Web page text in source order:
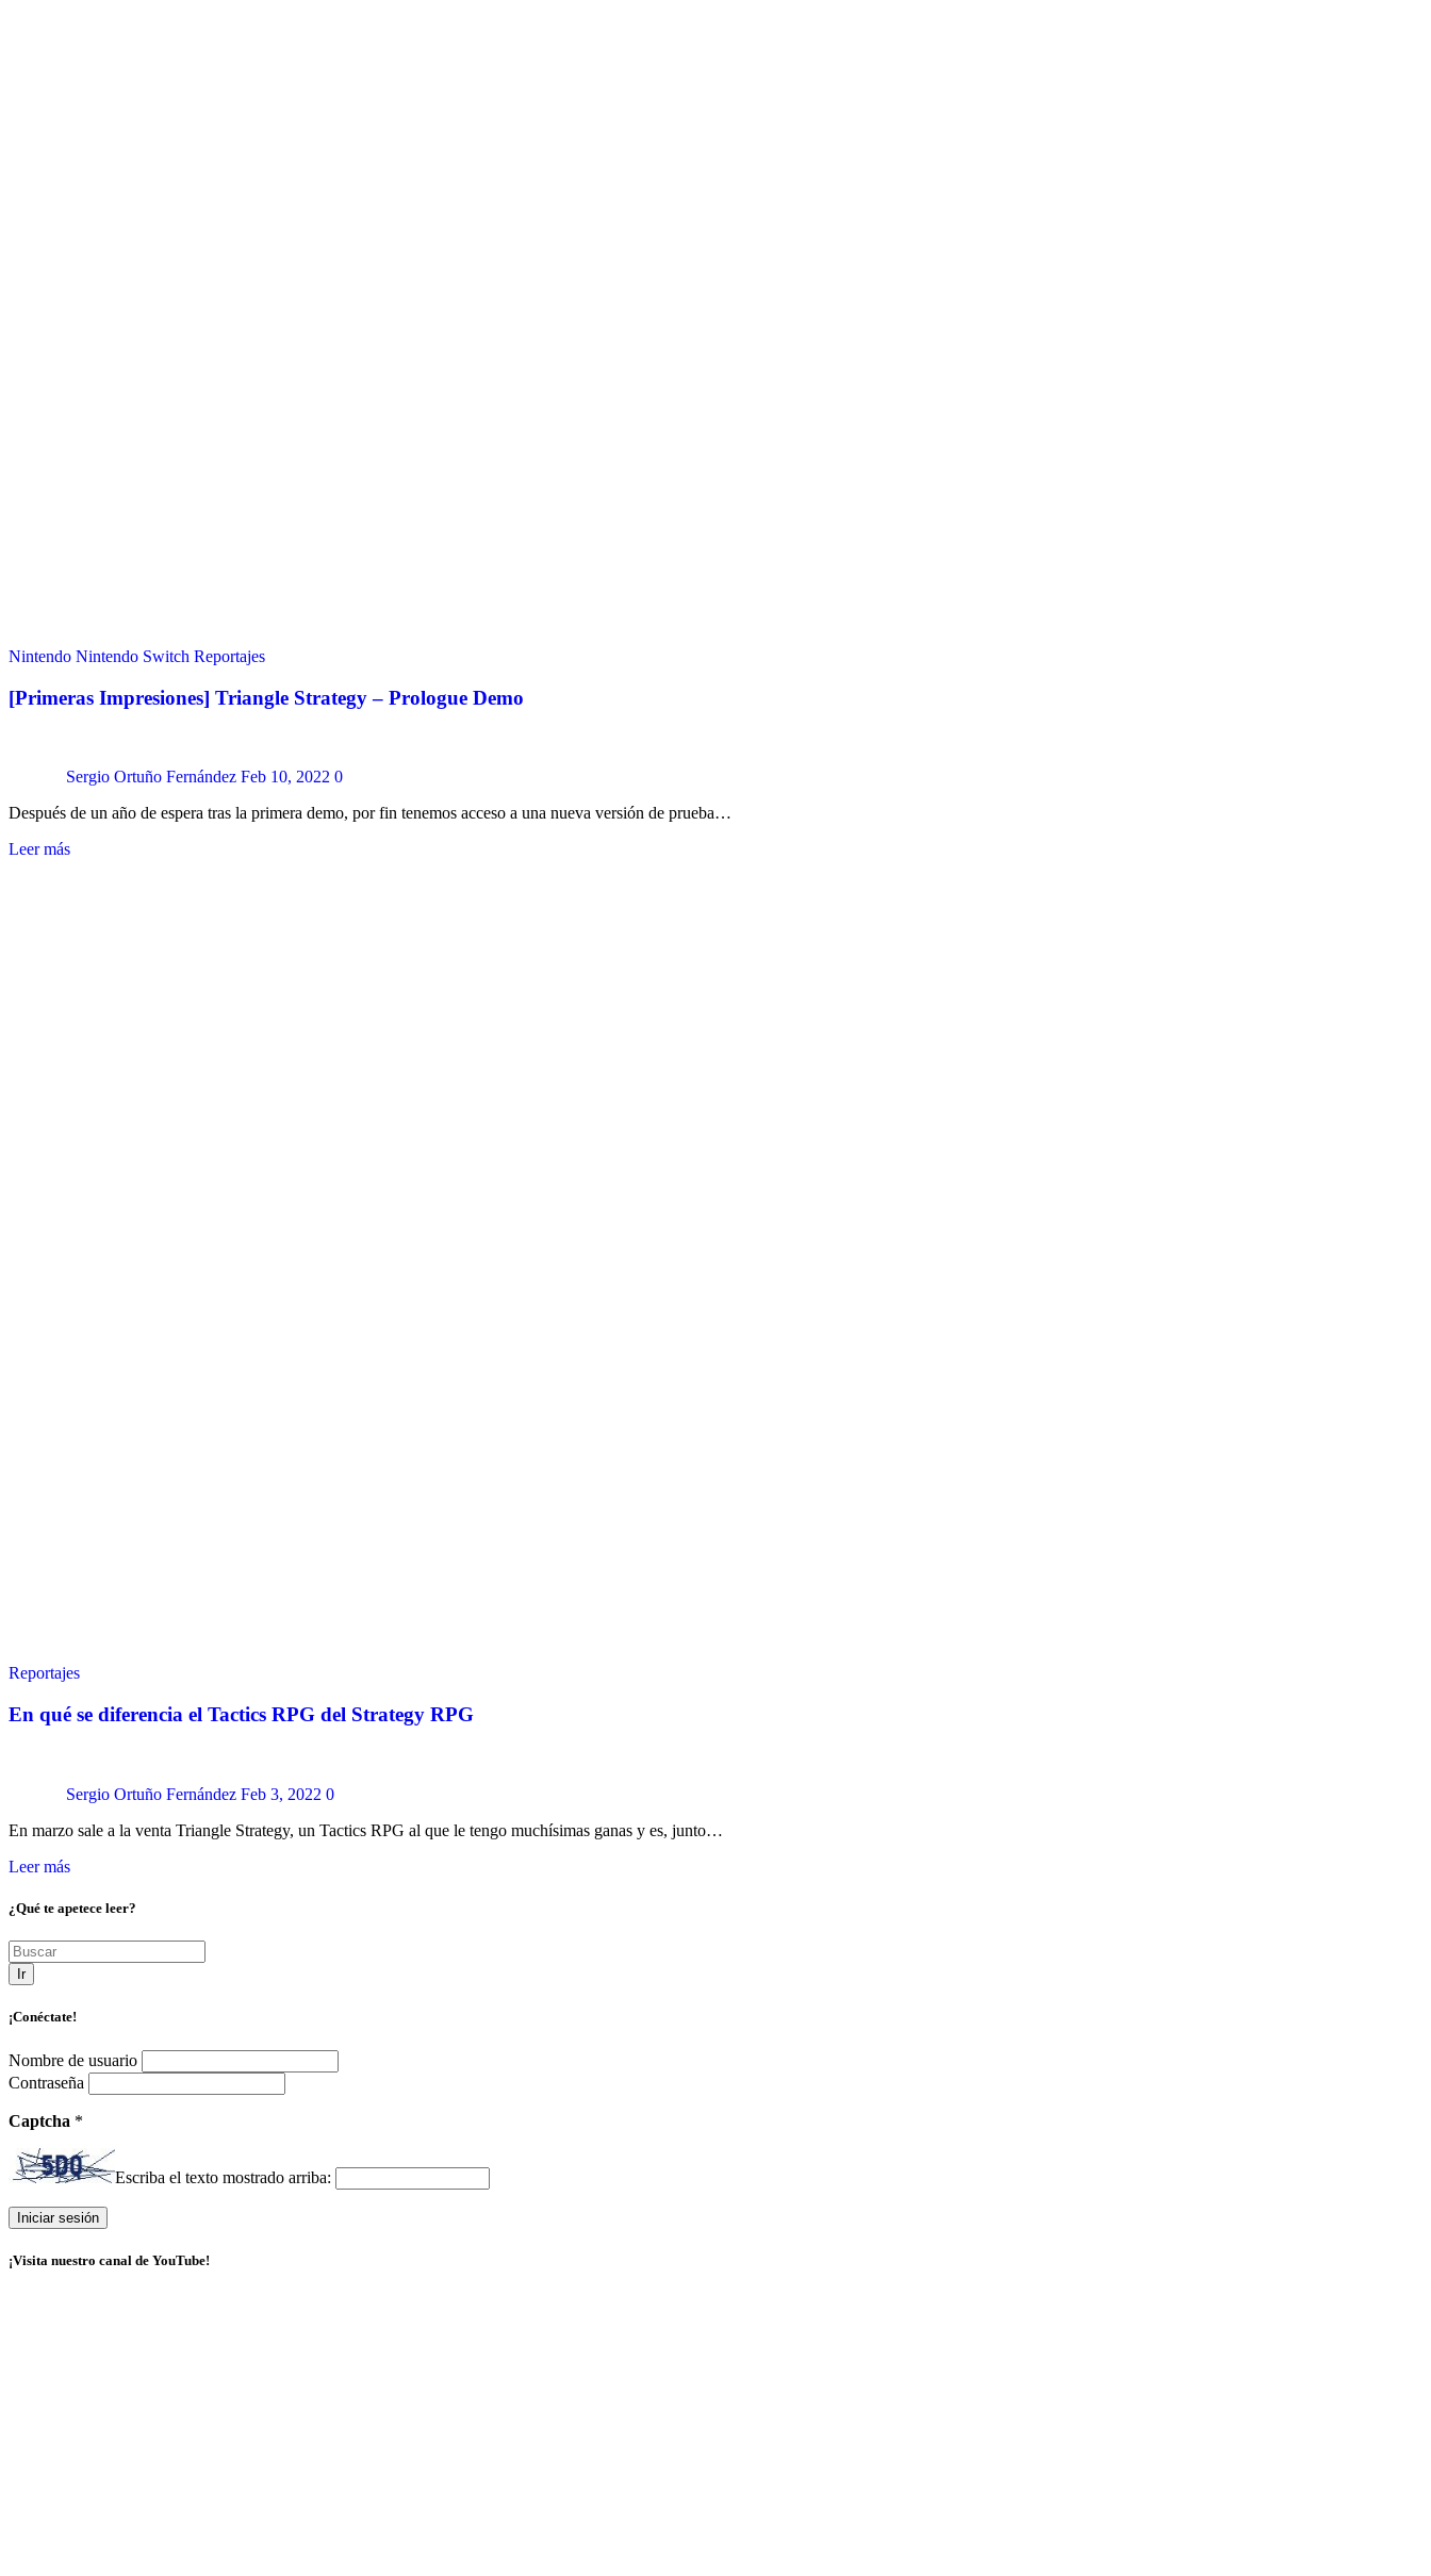
Nintendo Nintendo Switch Reportajes
[Primeras Impresiones] Triangle Strategy – Prologue Demo
Sergio Ortuño Fernández Feb 10, 2022 0
Después de un año de espera tras la primera demo, por fin tenemos acceso a una nueva versión de prueba…
Leer más
Reportajes
En qué se diferencia el Tactics RPG del Strategy RPG
Sergio Ortuño Fernández Feb 3, 2022 0
En marzo sale a la venta Triangle Strategy, un Tactics RPG al que le tengo muchísimas ganas y es, junto…
Leer más
¿Qué te apetece leer?
Ir
¡Conéctate!
Nombre de usuario
Contraseña
Captcha *
Escriba el texto mostrado arriba:
¡Visita nuestro canal de YouTube!